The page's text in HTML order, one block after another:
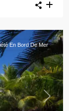
Next
En Bord De Mer